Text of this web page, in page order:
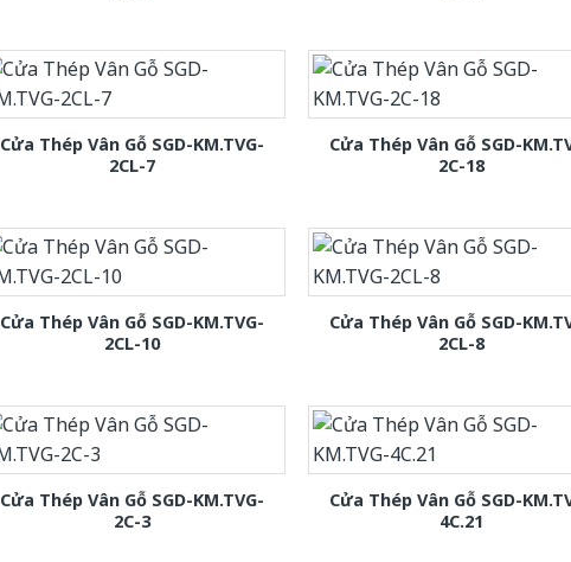
Cửa Thép Vân Gỗ SGD-KM.TVG-
2CL-7
Cửa Thép Vân Gỗ SGD-
2C-18
Cửa Thép Vân Gỗ SGD-KM.TVG-
2CL-10
Cửa Thép Vân Gỗ SGD-
2CL-8
Cửa Thép Vân Gỗ SGD-KM.TVG-
2C-3
Cửa Thép Vân Gỗ SGD-
4C.21